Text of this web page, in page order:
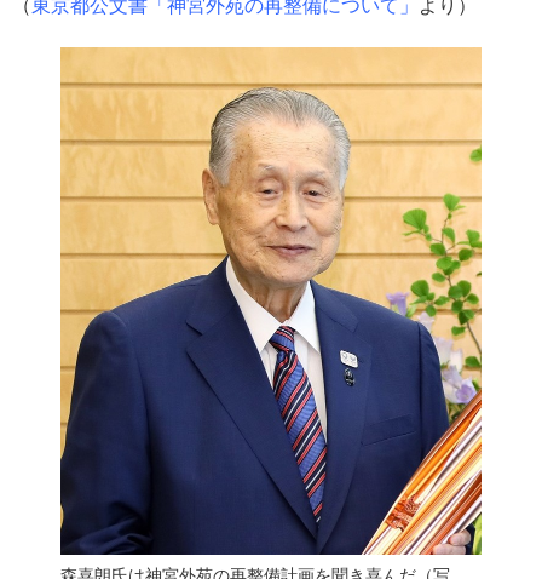
（ 東京都公文書「神宮外苑の再整備について」 より）